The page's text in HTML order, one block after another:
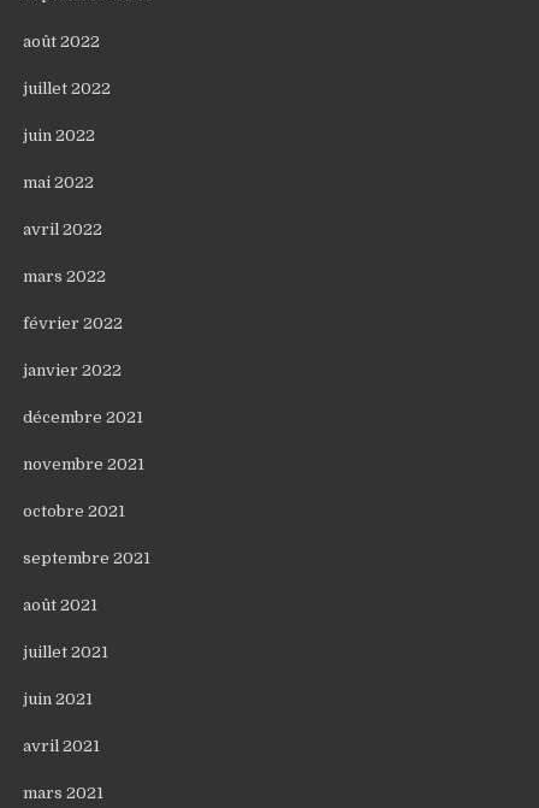
août 2022
juillet 2022
juin 2022
mai 2022
avril 2022
mars 2022
février 2022
janvier 2022
décembre 2021
novembre 2021
octobre 2021
septembre 2021
août 2021
juillet 2021
juin 2021
avril 2021
mars 2021